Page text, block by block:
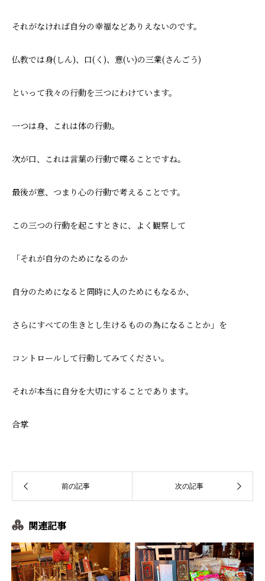
それがなければ自分の幸福などありえないのです。
仏教では身(しん)、口(く)、意(い)の三業(さんごう)
といって我々の行動を三つにわけています。
一つは身、これは体の行動。
次が口、これは言葉の行動で喋ることですね。
最後が意、つまり心の行動で考えることです。
この三つの行動を起こすときに、よく観察して
「それが自分のためになるのか
自分のためになると同時に人のためにもなるか、
さらにすべての生きとし生けるものの為になることか」を
コントロールして行動してみてください。
それが本当に自分を大切にすることであります。
合掌
関連記事